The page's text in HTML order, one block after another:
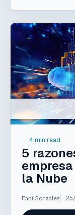
4 min read.
5
la Nube
Fani Gonzalez